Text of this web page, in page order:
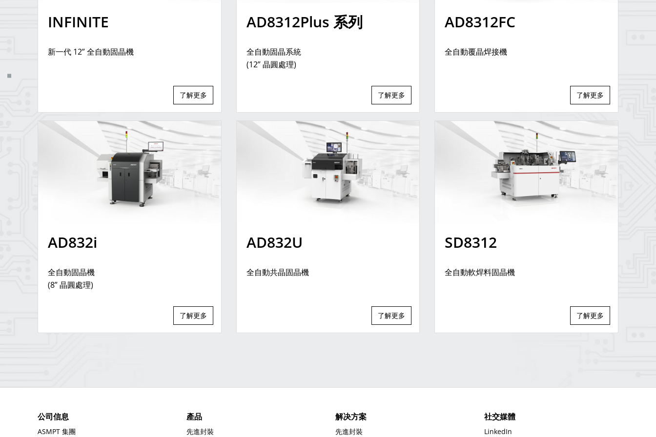
INFINITE
新一代 12” 全自動固晶機
了解更多
AD8312Plus 系列
全自動固晶系統
(12” 晶圓處理)
了解更多
AD8312FC
全自動覆晶焊接機
了解更多
AD832i
全自動固晶機
(8” 晶圓處理)
了解更多
AD832U
全自動共晶固晶機
了解更多
SD8312
全自動軟焊料固晶機
了解更多
公司信息
ASMPT 集團
產品
先進封裝
解决方案
先進封裝
社交媒體
LinkedIn